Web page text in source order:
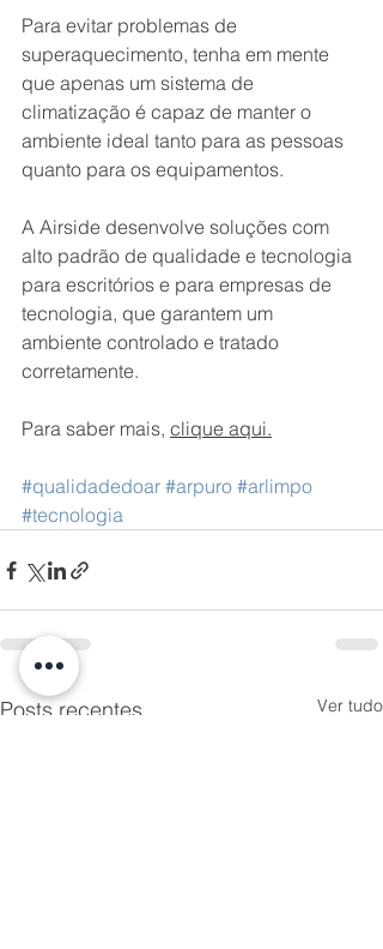
Para evitar problemas de
superaquecimento, tenha em mente
que apenas um sistema de
climatização é capaz de manter o
ambiente ideal tanto para as pessoas
quanto para os equipamentos.
A Airside desenvolve soluções com
alto padrão de qualidade e tecnologia
para escritórios e para empresas de
tecnologia, que garantem um
ambiente controlado e tratado
corretamente.
Para saber mais, clique aqui.
#qualidadedoar #arpuro #arlimpo
#tecnologia
Posts recentes Ver tudo